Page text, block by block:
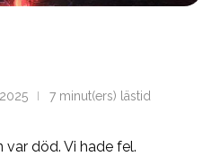
7 minut(ers) lästid
död. Vi hade fel.